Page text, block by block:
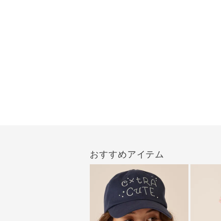
おすすめアイテム